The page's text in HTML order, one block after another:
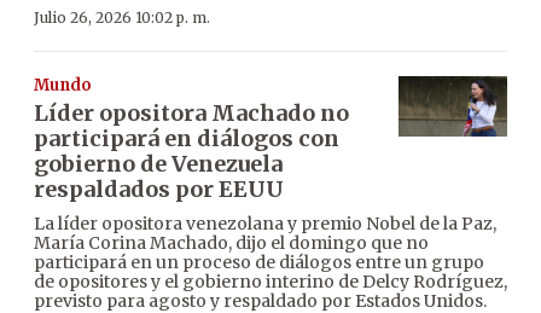
Julio 26, 2026 10:02 p. m.
Mundo
Líder opositora Machado no
participará en diálogos con
gobierno de Venezuela
respaldados por EEUU
La líder opositora venezolana y premio Nobel de la Paz,
María Corina Machado, dijo el domingo que no
participará en un proceso de diálogos entre un grupo
de opositores y el gobierno interino de Delcy Rodríguez,
previsto para agosto y respaldado por Estados Unidos.